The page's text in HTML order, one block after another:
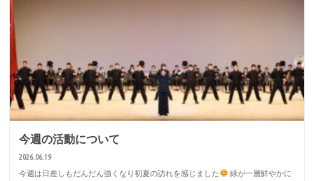
今週の活動について
2026.06.19
今週は日差しもだんだん強くなり初夏の訪れを感じました
緑が一層鮮やかに